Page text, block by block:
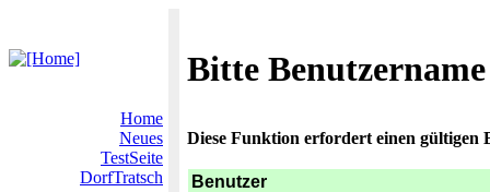
Bitte
Home
Neues
TestSeite
DorfTratsch
Diese Funktion erfordert einen gültigen
Benutzer